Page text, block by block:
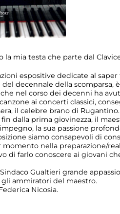
la mia testa che parte dal
espositive dedicate al
del decennale della scomparsa,
nel corso dei decenni ha
ai concerti classici,
il celebre brano di Rugantino.
dalla prima giovinezza, il
la sua passione
siamo consapevoli di
nella preparazione/
di farlo conoscere ai giovani
Gualtieri grande
ammiratori del maestro.
Nicosia.